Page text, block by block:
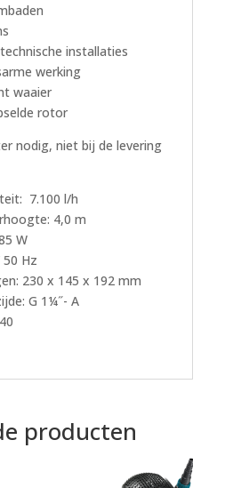
installaties
werking
waaier
rotor
nodig, niet bij de levering
7.100 l/h
4,0 m
W
Hz
230 x 145 x 192 mm
G 1¼˝- A
producten